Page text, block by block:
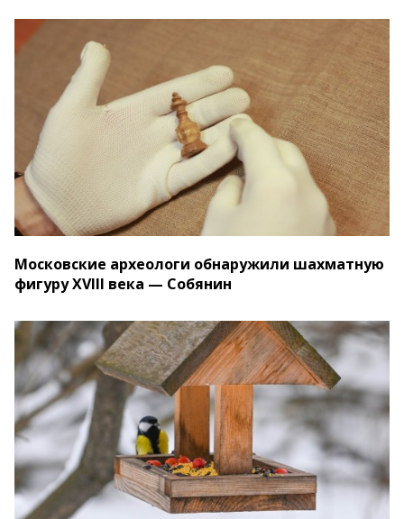
Московские археологи обнаружили шахматную
фигуру XVIII века — Собянин